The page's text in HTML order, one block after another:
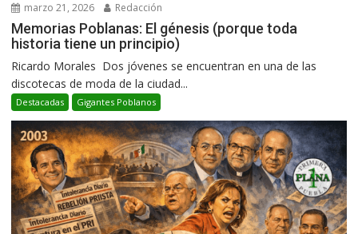
marzo 21, 2026 Redacción
Memorias Poblanas: El génesis (porque toda
historia tiene un principio)
Ricardo Morales Dos jóvenes se encuentran en una de las
discotecas de moda de la ciudad...
Destacadas Gigantes Poblanos